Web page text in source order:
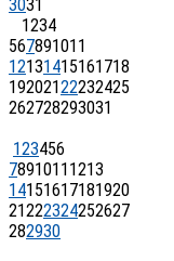
3031
1234
567891011
12131415161718
19202122232425
262728293031
123456
7891011 1213
14151617181920
21222324252627
282930